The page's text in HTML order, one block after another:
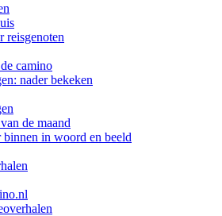
reisgenoten
camino
nader bekeken
de maand
binnen in woord en beeld